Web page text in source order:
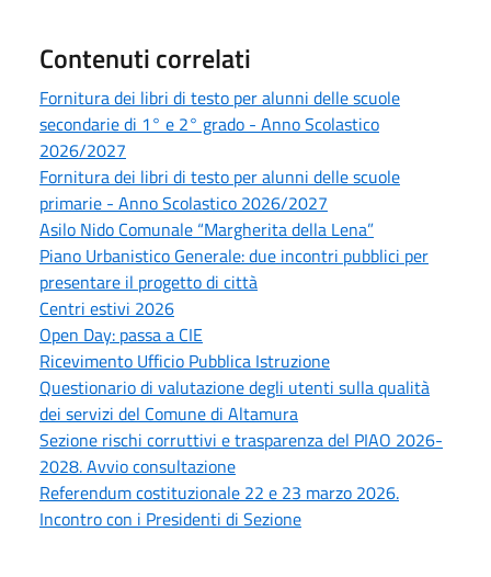
Contenuti correlati
Fornitura dei libri di testo per alunni delle scuole
secondarie di 1° e 2° grado - Anno Scolastico
2026/2027
Fornitura dei libri di testo per alunni delle scuole
primarie - Anno Scolastico 2026/2027
Asilo Nido Comunale “Margherita della Lena”
Piano Urbanistico Generale: due incontri pubblici per
presentare il progetto di città
Centri estivi 2026
Open Day: passa a CIE
Ricevimento Ufficio Pubblica Istruzione
Questionario di valutazione degli utenti sulla qualità
dei servizi del Comune di Altamura
Sezione rischi corruttivi e trasparenza del PIAO 2026-
2028. Avvio consultazione
Referendum costituzionale 22 e 23 marzo 2026.
Incontro con i Presidenti di Sezione